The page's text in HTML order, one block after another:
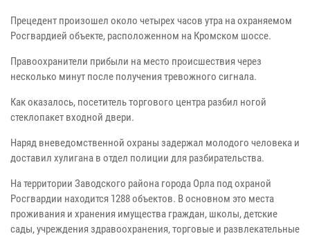
Прецедент произошел около четырех часов утра на охраняемом
Росгвардией объекте, расположенном на Кромском шоссе.
Правоохранители прибыли на место происшествия через
несколько минут после получения тревожного сигнала.
Как оказалось, посетитель торгового центра разбил ногой
стеклопакет входной двери.
Наряд вневедомственной охраны задержал молодого человека и
доставил хулигана в отдел полиции для разбирательства.
На территории Заводского района города Орла под охраной
Росгвардии находится 1288 объектов. В основном это места
проживания и хранения имущества граждан, школы, детские
сады, учреждения здравоохранения, торговые и развлекательные